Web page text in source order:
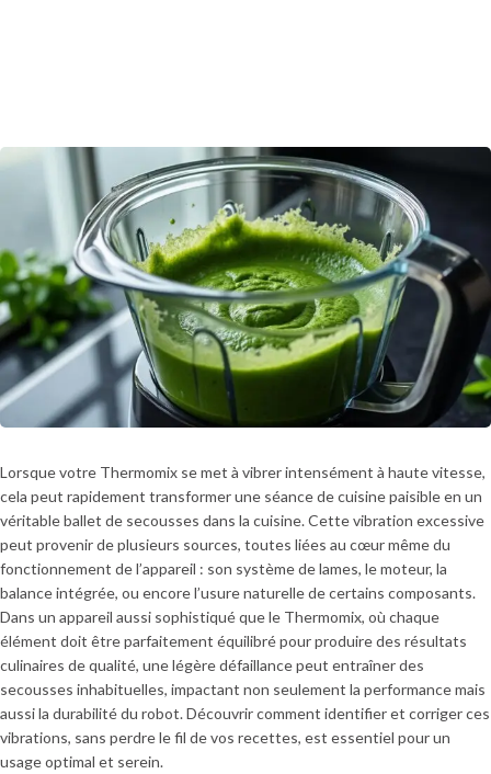
Lorsque votre Thermomix se met à vibrer intensément à haute vitesse,
cela peut rapidement transformer une séance de cuisine paisible en un
véritable ballet de secousses dans la cuisine. Cette vibration excessive
peut provenir de plusieurs sources, toutes liées au cœur même du
fonctionnement de l’appareil : son système de lames, le moteur, la
balance intégrée, ou encore l’usure naturelle de certains composants.
Dans un appareil aussi sophistiqué que le Thermomix, où chaque
élément doit être parfaitement équilibré pour produire des résultats
culinaires de qualité, une légère défaillance peut entraîner des
secousses inhabituelles, impactant non seulement la performance mais
aussi la durabilité du robot. Découvrir comment identifier et corriger ces
vibrations, sans perdre le fil de vos recettes, est essentiel pour un
usage optimal et serein.